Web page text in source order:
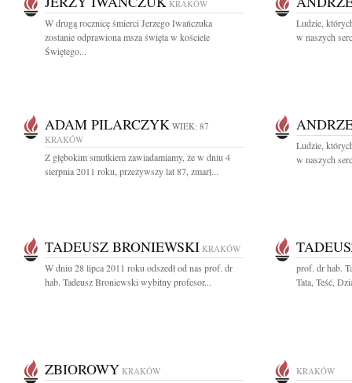
KRAKÓW
W drugą rocznicę śmierci Jerzego Iwańczuka
zostanie odprawiona msza święta w kościele
Świętego...
Ludzie,
w naszych
ADAM PILARCZYK WIEK: 87
KRAKÓW
Z głębokim smutkiem zawiadamiamy, że w dniu 4
sierpnia 2011 roku, przeżywszy lat 87, zmarł...
Ludzie,
w naszych
TADEUSZ BRONIEWSKI KRAKÓW
W dniu 28 lipca 2011 roku odszedł od nas prof. dr
hab. Tadeusz Broniewski wybitny profesor...
prof. dr hab.
Tata, Teść,
ZBIOROWY KRAKÓW KRAKÓW